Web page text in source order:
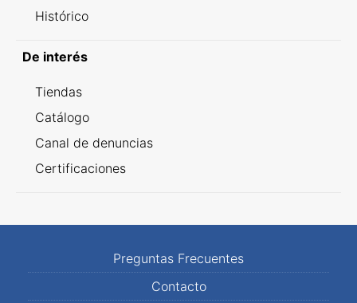
Histórico
De interés
Tiendas
Catálogo
Canal de denuncias
Certificaciones
Preguntas Frecuentes
Contacto